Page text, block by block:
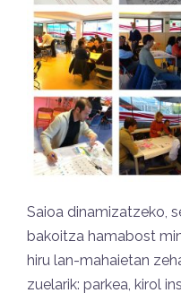
Saioa dinamizatzeko,
bakoitza hamabost
hiru lan-mahaietan
zuelarik: parkea, kirol